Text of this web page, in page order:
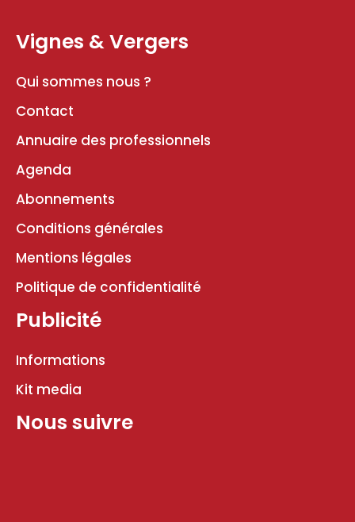
Vignes & Vergers
Qui sommes nous ?
Contact
Annuaire des professionnels
Agenda
Abonnements
Conditions générales
Mentions légales
Politique de confidentialité
Publicité
Informations
Kit media
Nous suivre